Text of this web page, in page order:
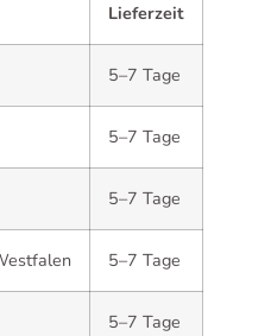
Lieferzeit
5–7 Tage
5–7 Tage
5–7 Tage
5–7 Tage
5–7 Tage